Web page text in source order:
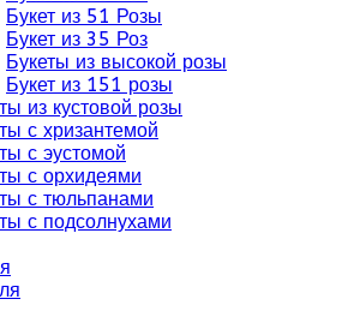
Букет из 51 Розы
Букет из 35 Роз
Букеты из высокой розы
Букет из 151 розы
из кустовой розы
с хризантемой
с эустомой
с орхидеями
с тюльпанами
с подсолнухами